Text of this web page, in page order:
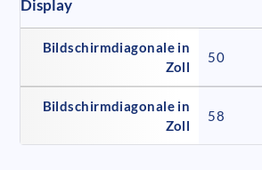
Display
Bildschirmdiagonale in
Zoll
50
Bildschirmdiagonale in
Zoll
58